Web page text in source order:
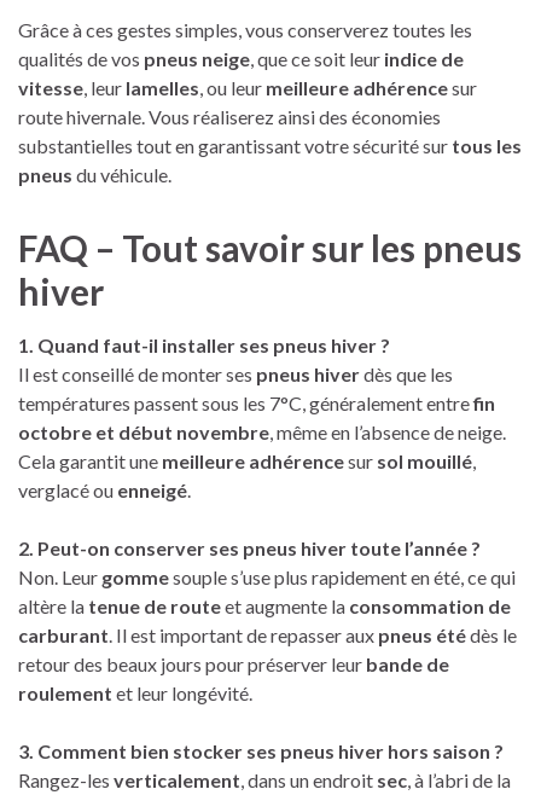
Grâce à ces gestes simples, vous conserverez toutes les
qualités de vos pneus neige, que ce soit leur indice de
vitesse, leur lamelles, ou leur meilleure adhérencesur
route hivernale. Vous réaliserez ainsi des économies
substantielles tout en garantissant votre sécurité sur tous les
pneus du véhicule.
FAQ – Tout savoir sur les pneus
hiver
1. Quand faut-il installer ses pneus hiver ?
Il est conseillé de monter ses pneus hiverdès que les
températures passent sous les 7°C, généralement entrefin
octobre et début novembre, même en l’absence de neige.
Cela garantit une meilleure adhérencesur sol mouillé,
verglacé ou enneigé.
2. Peut-on conserver ses pneus hiver toute l’année ?
Non. Leur gommesouple s’use plus rapidement en été, ce qui
altère la tenue de routeet augmente la consommation de
carburant. Il est important de repasser aux pneus étédès le
retour des beaux jours pour préserver leur bande de
roulement et leur longévité.
3. Comment bien stocker ses pneus hiver hors saison ?
Rangez-les verticalement, dans un endroit sec, à l’abri de la